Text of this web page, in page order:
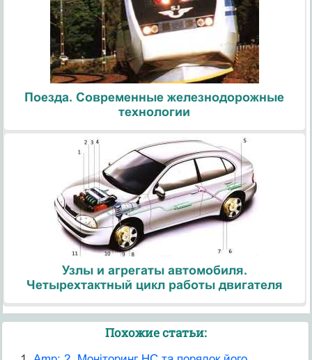
Поезда. Современные железнодорожные
технологии
Узлы и агрегаты автомобиля.
Четырехтактный цикл работы двигателя
Похожие статьи: